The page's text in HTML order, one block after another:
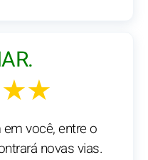
você, entre o
novas vias.